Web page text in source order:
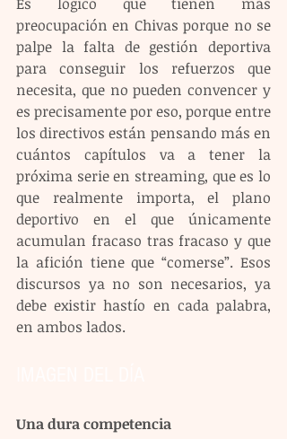
preocupación en Chivas porque no se
palpe la falta de gestión deportiva
para conseguir los refuerzos que
necesita, que no pueden convencer y
es precisamente por eso, porque entre
los directivos están pensando más en
cuántos capítulos va a tener la
próxima serie en streaming, que es lo
que realmente importa, el plano
deportivo en el que únicamente
acumulan fracaso tras fracaso y que
la afición tiene que “comerse”. Esos
discursos ya no son necesarios, ya
debe existir hastío en cada palabra,
en ambos lados.
Una dura competencia